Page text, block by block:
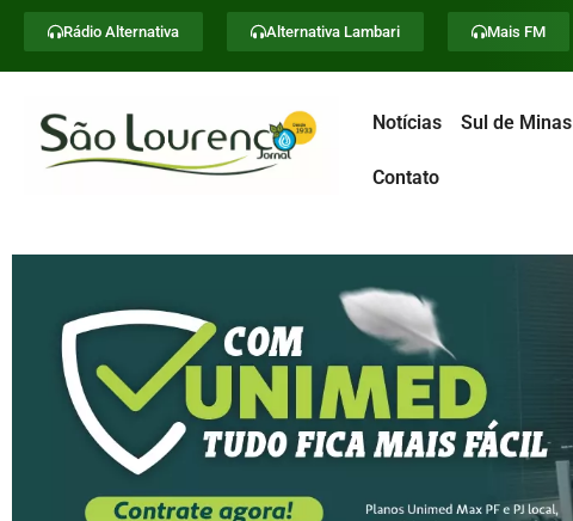
Rádio Alternativa Alternativa Lambari Mais FM
Notícias Sul de Minas
Contato